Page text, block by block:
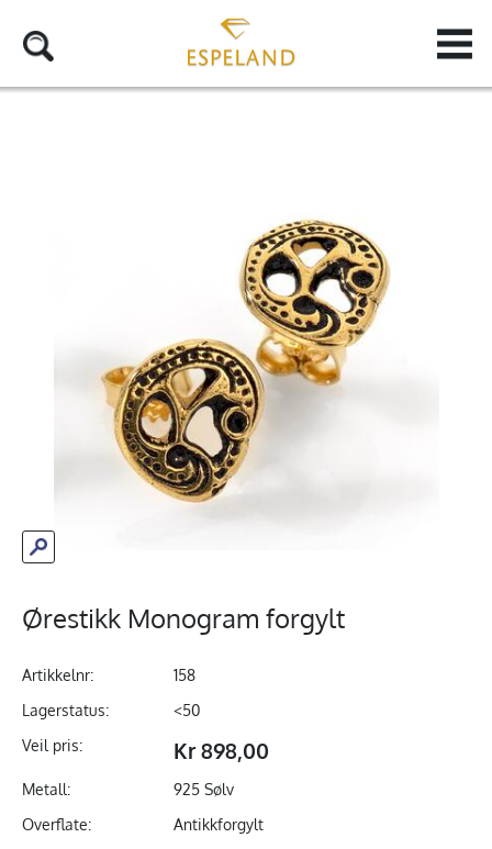
Ørestikk Monogram forgylt
Artikkelnr:
158
Lagerstatus:
<50
Veil pris:
Kr 898,00
Metall:
925 Sølv
Overflate:
Antikkforgylt